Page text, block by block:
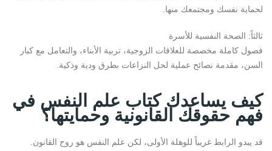
لحماية نفسك ومجتمعك منها.
ثالثاً: الصحة النفسية للأسرة
فصول كاملة مخصصة للعلاقات الزوجية، تربية الأبناء، والتعامل مع كبار
السن، مقدمة نصائح عملية لحل النزاعات بطرق ودية وذكية.
كيف يساعدك كتاب علم النفس في
فهم حقوقك القانونية وحمايتها؟
قد يبدو الرابط غريباً للوهلة الأولى، لكن علم النفس هو روح القانون